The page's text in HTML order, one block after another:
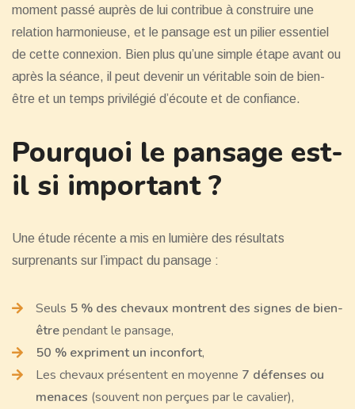
moment passé auprès de lui contribue à construire une
relation harmonieuse, et le pansage est un pilier essentiel
de cette connexion. Bien plus qu’une simple étape avant ou
après la séance, il peut devenir un véritable soin de bien-
être et un temps privilégié d’écoute et de confiance.
Pourquoi le pansage est-
il si important ?
Une étude récente a mis en lumière des résultats
surprenants sur l’impact du pansage :
Seuls 5 % des chevaux montrent des signes de bien-
êtrependant le pansage,
50 % expriment un inconfort,
Les chevaux présentent en moyenne 7 défenses ou
menaces (souvent non perçues par le cavalier),